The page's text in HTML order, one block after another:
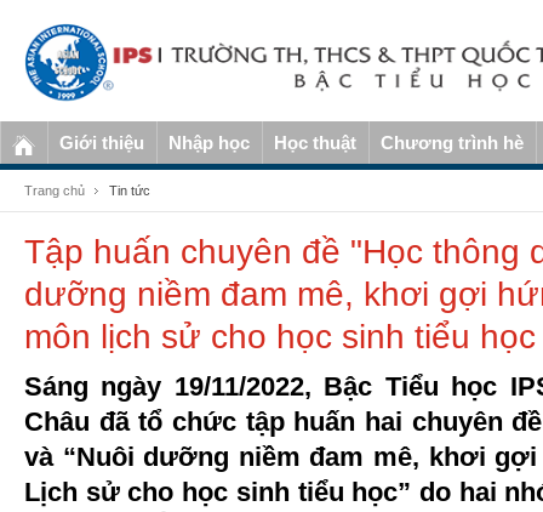
Giới thiệu Nhập học Học thuật Chương trình hè
Trang chủ Tin tức
Tập huấn chuyên đề "Học thông
dưỡng niềm đam mê, khơi gợi
môn lịch sử cho học sinh tiểu học
Sáng ngày 19/11/2022, Bậc Tiểu học
Châu đã tổ chức tập huấn hai chuyên
và “Nuôi dưỡng niềm đam mê, khơi
Lịch sử cho học sinh tiểu học” do hai